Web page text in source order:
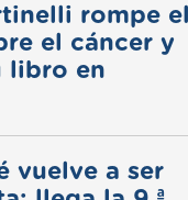
rompe el
el cáncer y
libro en
vuelve a ser